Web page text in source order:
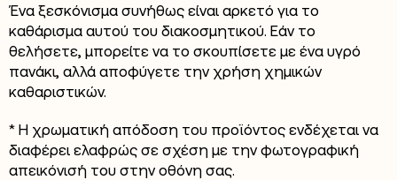
Ένα ξεσκόνισμα συνήθως είναι αρκετό για το
καθάρισμα αυτού του διακοσμητικού. Εάν το
θελήσετε, μπορείτε να το σκουπίσετε με ένα υγρό
πανάκι, αλλά αποφύγετε την χρήση χημικών
καθαριστικών.
* Η χρωματική απόδοση του προϊόντος ενδέχεται να
διαφέρει ελαφρώς σε σχέση με την φωτογραφική
απεικόνισή του στην οθόνη σας.